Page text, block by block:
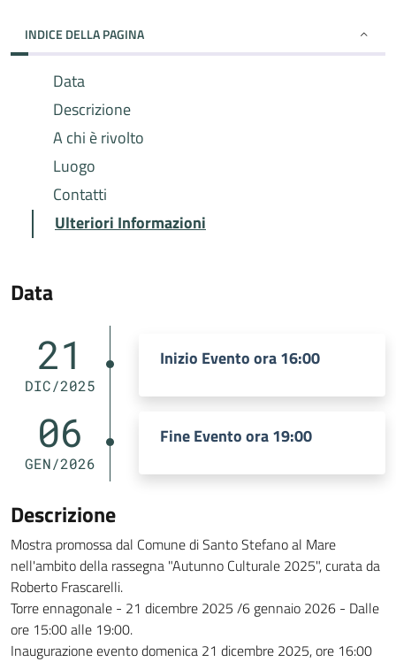
INDICE DELLA PAGINA
Data
Descrizione
A chi è rivolto
Luogo
Contatti
Ulteriori Informazioni
Data
21
DIC/2025
Inizio Evento ora 16:00
06
GEN/2026
Fine Evento ora 19:00
Descrizione
Mostra promossa dal Comune di Santo Stefano al Mare
nell'ambito della rassegna "Autunno Culturale 2025", curata da
Roberto Frascarelli.
Torre ennagonale - 21 dicembre 2025 /6 gennaio 2026 - Dalle
ore 15:00 alle 19:00.
Inaugurazione evento domenica 21 dicembre 2025, ore 16:00